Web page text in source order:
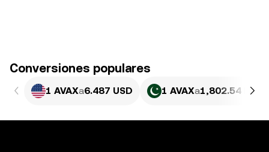
Conversiones populares
1 AVAXa6.487 USD 1 AVAXa1,802.54 PKR